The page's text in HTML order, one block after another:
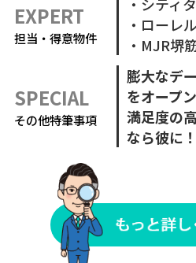
EXPERT
担当・得意物件
・ローレ
・MJR堺
SPECIAL
その他特筆事項
膨大なデ
をオープ
満足度の
なら彼に！